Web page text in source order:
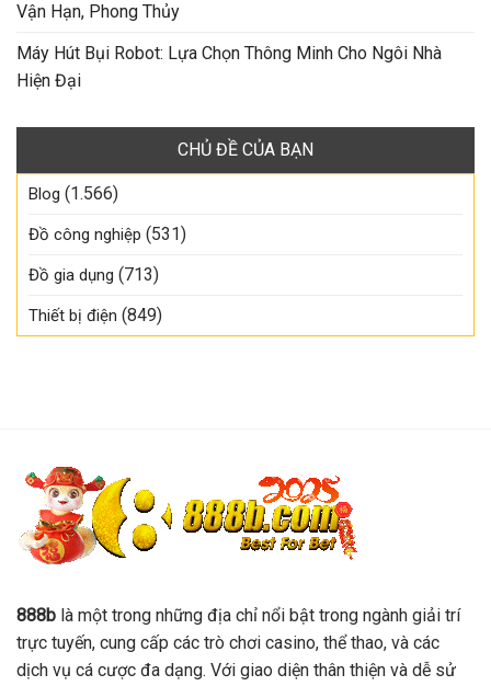
Vận Hạn, Phong Thủy
Máy Hút Bụi Robot: Lựa Chọn Thông Minh Cho Ngôi Nhà
Hiện Đại
CHỦ ĐỀ CỦA BẠN
Blog (1.566)
Đồ công nghiệp (531)
Đồ gia dụng (713)
Thiết bị điện (849)
888b là một trong những địa chỉ nổi bật trong ngành giải trí
trực tuyến, cung cấp các trò chơi casino, thể thao, và các
dịch vụ cá cược đa dạng. Với giao diện thân thiện và dễ sử